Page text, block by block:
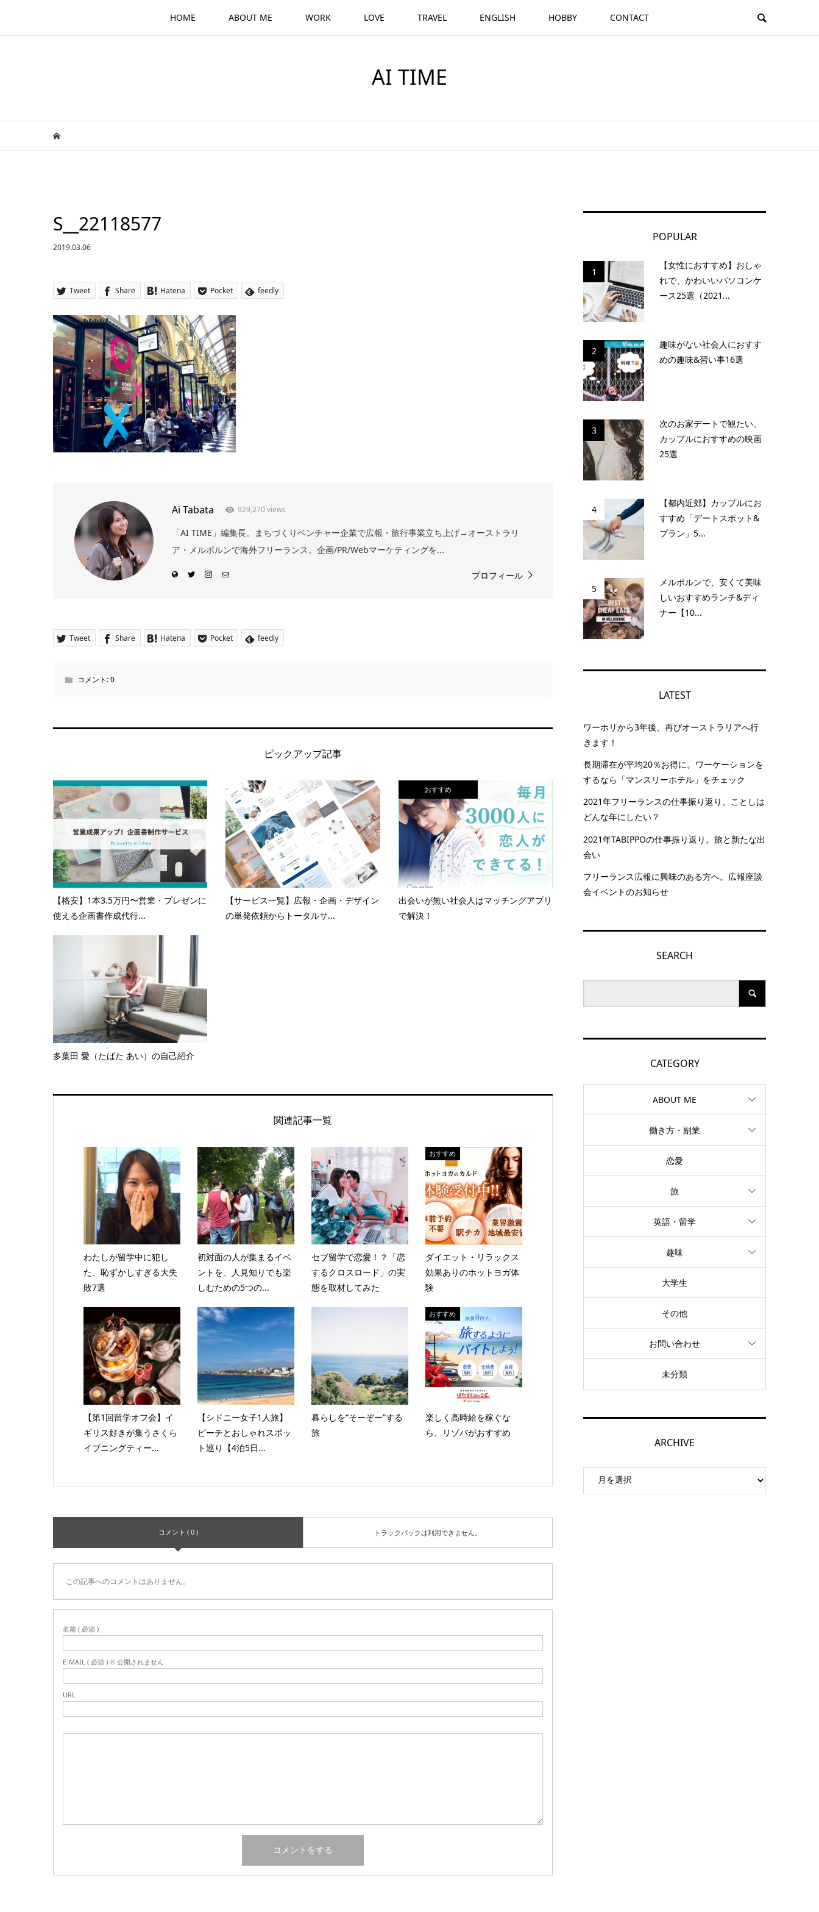
HOME ABOUT ME WORK LOVE TRAVEL ENGLISH HOBBY CONTACT
AI TIME
S__22118577
2019.03.06
Tweet Share Hatena Pocket feedly
Ai Tabata 929,270 views
「AI TIME」編集長。まちづくりベンチャー企業で広報・旅行事業立ち上げ→オーストラリ
ア・メルボルンで海外フリーランス。企画/PR/Webマーケティングを...
プロフィール
Tweet Share Hatena Pocket feedly
コメント:0
ピックアップ記事
【格安】1本3.5万円〜営業・プレゼンに
使える企画書作成代行...
【サービス一覧】広報・企画・デザイン
の単発依頼からトータルサ...
おすすめ
出会いが無い社会人はマッチングアプリ
で解決！
多葉田 愛（たばた あい）の自己紹介
関連記事一覧
わたしが留学中に犯し
た、恥ずかしすぎる大失
敗7選
初対面の人が集まるイベ
ントを、人見知りでも楽
しむための5つの...
セブ留学で恋愛！？「恋
するクロスロード」の実
態を取材してみた
おすすめ
ダイエット・リラックス
効果ありのホットヨガ体
験
【第1回留学オフ会】イ
ギリス好きが集うさくら
イブニングティー...
【シドニー女子1人旅】
ビーチとおしゃれスポッ
ト巡り【4泊5日...
暮らしを“そーぞー”する
旅
おすすめ
楽しく高時給を稼ぐな
ら、リゾバがおすすめ
コメント ( 0 ) トラックバックは利用できません。
この記事へのコメントはありません。
名前 ( 必須 )
E-MAIL ( 必須 ) ※ 公開されません
URL
POPULAR
1
【女性におすすめ】おしゃ
れで、かわいいパソコンケ
ース25選（2021...
2
趣味がない社会人におすす
めの趣味&習い事16選
3
次のお家デートで観たい、
カップルにおすすめの映画
25選
4
【都内近郊】カップルにお
すすめ「デートスポット&
プラン」5...
5
メルボルンで、安くて美味
しいおすすめランチ&ディ
ナー【10...
LATEST
ワーホリから3年後、再びオーストラリアへ行
きます！
長期滞在が平均20％お得に。ワーケーションを
するなら「マンスリーホテル」をチェック
2021年フリーランスの仕事振り返り。ことしは
どんな年にしたい？
2021年TABIPPOの仕事振り返り。旅と新たな出
会い
フリーランス広報に興味のある方へ。広報座談
会イベントのお知らせ
SEARCH
CATEGORY
ABOUT ME
働き方・副業
恋愛
旅
英語・留学
趣味
大学生
その他
お問い合わせ
未分類
ARCHIVE